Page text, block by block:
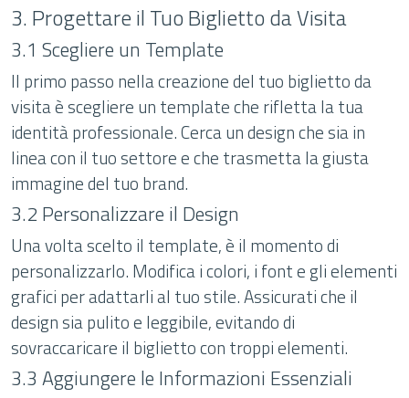
3. Progettare il Tuo Biglietto da Visita
3.1 Scegliere un Template
Il primo passo nella creazione del tuo biglietto da
visita è scegliere un template che rifletta la tua
identità professionale. Cerca un design che sia in
linea con il tuo settore e che trasmetta la giusta
immagine del tuo brand.
3.2 Personalizzare il Design
Una volta scelto il template, è il momento di
personalizzarlo. Modifica i colori, i font e gli elementi
grafici per adattarli al tuo stile. Assicurati che il
design sia pulito e leggibile, evitando di
sovraccaricare il biglietto con troppi elementi.
3.3 Aggiungere le Informazioni Essenziali